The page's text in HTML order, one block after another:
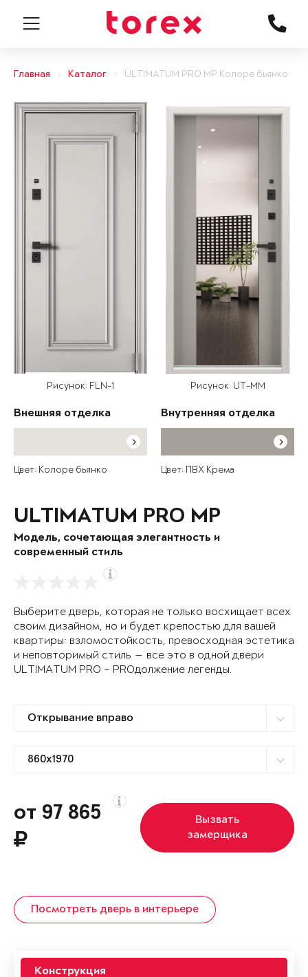
Главная Каталог ULTIMATUM PRO MP Колоре бьянко
Рисунок: FLN-1
Внешняя отделка
Цвет: Колоре бьянко
Рисунок: UT-MM
Внутренняя отделка
Цвет: ПВХ Крема
ULTIMATUM PRO MP
Модель, сочетающая элегантность и
современный стиль
Выберите дверь, которая не только восхищает всех
своим дизайном, но и будет крепостью для вашей
квартиры: взломостойкость, превосходная эстетика
и неповторимый стиль — все это в одной двери
ULTIMATUM PRO – PROдолжение легенды.
от 97 865
Вызвать
замерщика
Посмотреть дверь в интерьере
Конструкция